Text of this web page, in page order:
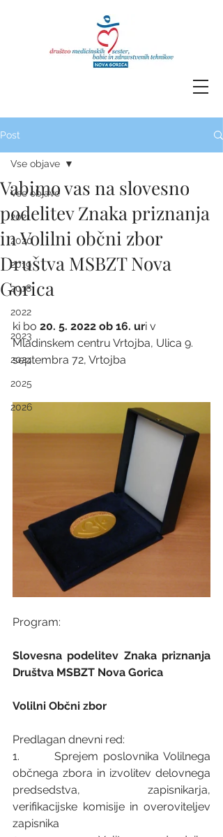
Post
Vse objave
2021
2020
2019
2018
2022
2023
2024
2025
2026
Vse objave
Vabimo vas na slovesno
podelitev Znaka priznanja
in Volilni občni zbor
Društva MSBZT Nova
Gorica
ki bo 20. 5. 2022 ob 16. uri v
Mladinskem centru Vrtojba, Ulica 9.
septembra 72, Vrtojba
Program:
Slovesna podelitev Znaka priznanja
Društva MSBZT Nova Gorica
Volilni Občni zbor
Predlagan dnevni red:
1.       Sprejem poslovnika Volilnega
občnega zbora in izvolitev delovnega
predsedstva, zapisnikarja,
verifikacijske komisije in overoviteljev
zapisnika